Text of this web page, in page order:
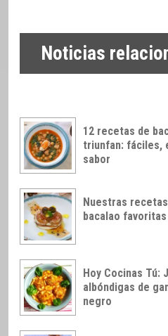
Noticias
12 recetas de
triunfan: fáciles,
sabor
Nuestras
bacalao favoritas
Hoy Cocinas Tú:
albóndigas de
negro